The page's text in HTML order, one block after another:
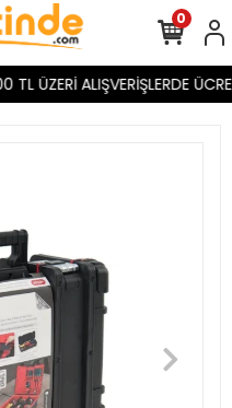
TL ÜZERİ ALIŞVERİŞLERDE
0